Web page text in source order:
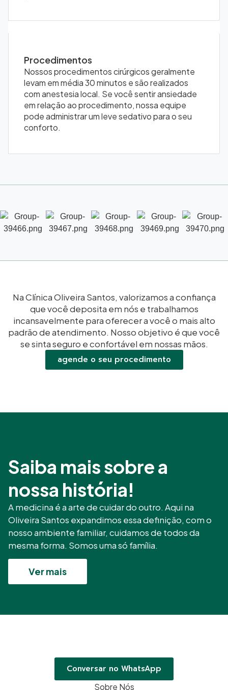
Procedimentos
Nossos procedimentos cirúrgicos geralmente
levam em média 30 minutos e são realizados
com anestesia local. Se você sentir ansiedade
em relação ao procedimento, nossa equipe
pode administrar um leve sedativo para o seu
conforto.
Na Clínica Oliveira Santos, valorizamos a confiança
que você deposita em nós e trabalhamos
incansavelmente para oferecer a você o mais alto
padrão de atendimento. Nosso objetivo é que você
se sinta seguro e confortável em nossas mãos.
agende o seu procedimento
Saiba mais sobre a
nossa história!
A medicina é a arte de cuidar do outro. Aqui na
Oliveira Santos expandimos essa definição, com o
nosso ambiente familiar, cuidamos de todos da
mesma forma. Somos uma só família.
Ver mais
Conversar no WhatsApp
Sobre Nós